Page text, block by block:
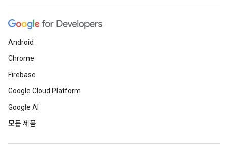
Android
Chrome
Firebase
Google Cloud Platform
Google AI
모든 제품